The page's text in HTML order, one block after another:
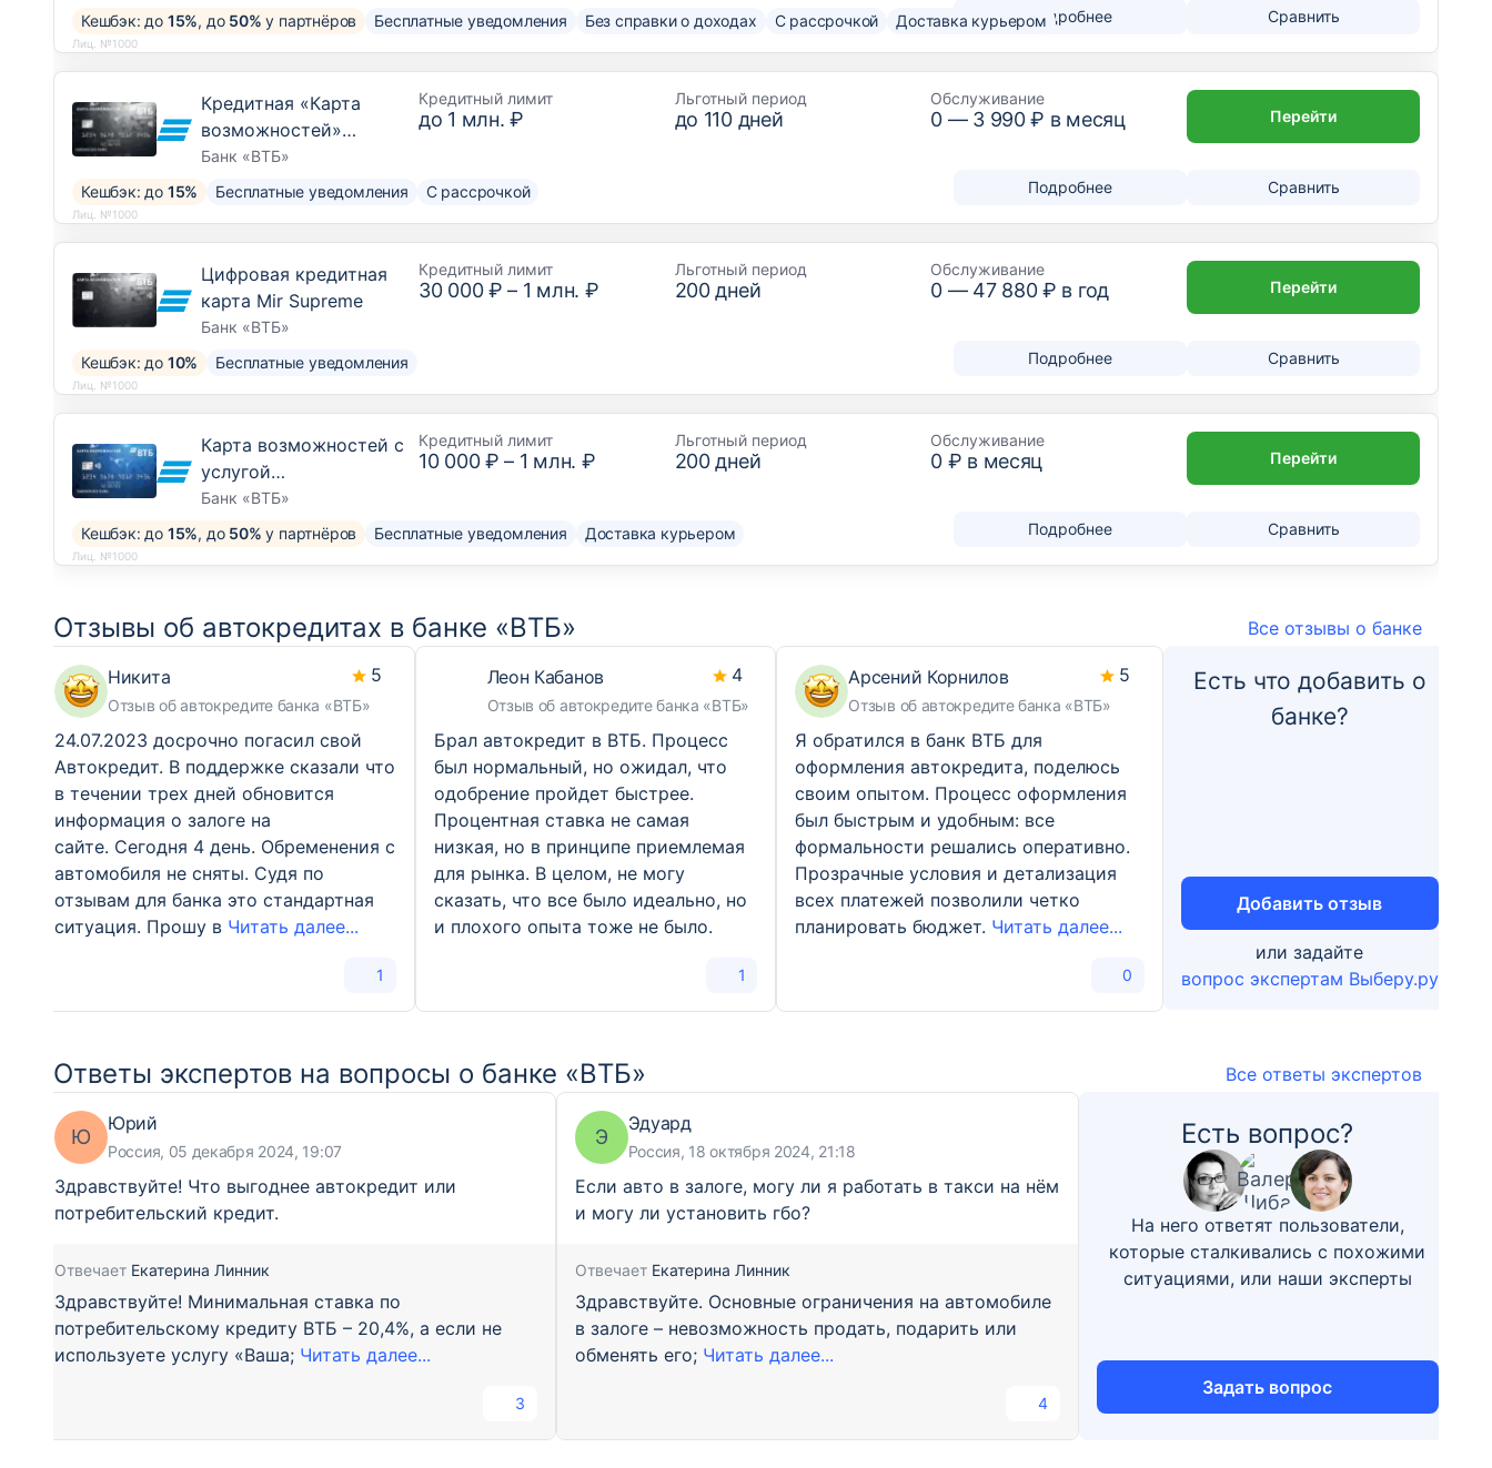
Кешбэк: до 15%, до 50% у партнёров Бесплатные уведомления Без справки о доходах С рассрочкой Доставка курьеромПодробнее Сравнить
Лиц. №1000
Кредитная «Карта
возможностей»
Привилегия
Банк «ВТБ»
Кредитный лимит
до 1 млн. ₽
Льготный период
до 110дней
Обслуживание
0 — 3 990₽ в месяц
Кешбэк: до 15% Бесплатные уведомления С рассрочкой Подробнее Сравнить
Перейти
Лиц. №1000
Цифровая кредитная
карта Mir Supreme
Банк «ВТБ»
Кредитный лимит
30 000 ₽ – 1 млн. ₽
Льготный период
200дней
Обслуживание
0 — 47 880₽ в год
Кешбэк: до 10% Бесплатные уведомления Подробнее Сравнить
Перейти
Лиц. №1000
Карта возможностей с
услугой
рефинансирования
Банк «ВТБ»
Кредитный лимит
10 000 ₽ – 1 млн. ₽
Льготный период
200дней
Обслуживание
0 ₽ в месяц
Кешбэк: до 15%, до 50% у партнёров Бесплатные уведомления Доставка курьером Подробнее Сравнить
Перейти
Лиц. №1000
Отзывы об автокредитах в банке «ВТБ» Все отзывы о банке
Никита
Отзыв об автокредите банка «ВТБ»
5
24.07.2023 досрочно погасил свой
Автокредит. В поддержке сказали что
в течении трех дней обновится
информация о залоге на
сайте. Сегодня 4 день. Обременения с
автомобиля не сняты. Судя по
отзывам для банка это стандартная
ситуация. Прошу в Читать далее...
1
Леон Кабанов
Отзыв об автокредите банка «ВТБ»
4
Брал автокредит в ВТБ. Процесс
был нормальный, но ожидал, что
одобрение пройдет быстрее.
Процентная ставка не самая
низкая, но в принципе приемлемая
для рынка. В целом, не могу
сказать, что все было идеально, но
и плохого опыта тоже не было.
1
Арсений Корнилов
Отзыв об автокредите банка «ВТБ»
5
Я обратился в банк ВТБ для
оформления автокредита, поделюсь
своим опытом. Процесс оформления
был быстрым и удобным: все
формальности решались оперативно.
Прозрачные условия и детализация
всех платежей позволили четко
планировать бюджет. Читать далее...
0
Есть что добавить о
банке?
Добавить отзыв
или задайте
вопрос экспертам Выберу.ру
Ответы экспертов на вопросы о банке «ВТБ» Все ответы экспертов
Ю
Юрий
Россия, 05 декабря 2024, 19:07
Здравствуйте! Что выгоднее автокредит или
потребительский кредит.
Отвечает Екатерина Линник
Здравствуйте! Минимальная ставка по
потребительскому кредиту ВТБ – 20,4%, а если не
используете услугу «Ваша; Читать далее...
3
Э
Эдуард
Россия, 18 октября 2024, 21:18
Если авто в залоге, могу ли я работать в такси на нём
и могу ли установить гбо?
ОтвечаетЕкатерина Линник
Здравствуйте. Основные ограничения на автомобиле
в залоге – невозможность продать, подарить или
обменять его; Читать далее...
4
Есть вопрос?
На него ответят пользователи,
которые сталкивались с похожими
ситуациями, или наши эксперты
Задать вопрос